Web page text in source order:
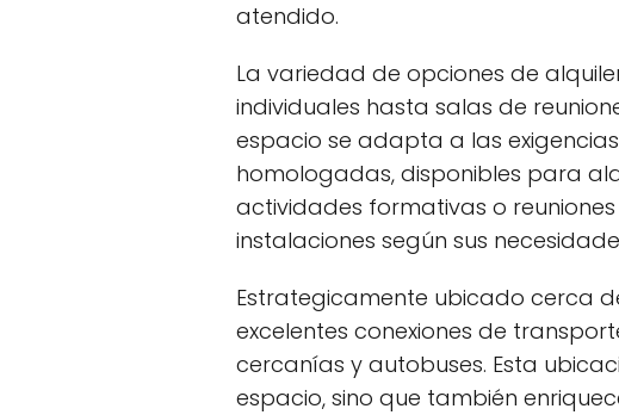
atendido.
La variedad de opciones de
individuales hasta salas de
espacio se adapta a las
homologadas, disponibles para
actividades formativas o
instalaciones según sus
Estrategicamente ubicado cerca
excelentes conexiones de
cercanías y autobuses. Esta
espacio, sino que también